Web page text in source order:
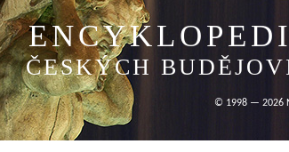
ČESKÝCH
© 1998 — 2026